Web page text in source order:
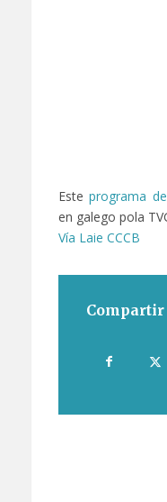
Esteprograma
en galego pola
Vía Laie CCCB
Compartir